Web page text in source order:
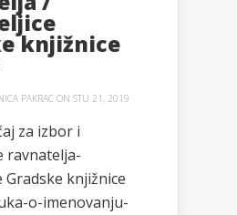
knjižnice
PAKRAC ON STU 21, 2019
za izbor i
ravnatelja-
Gradske knjižnice
o-imenovanju-